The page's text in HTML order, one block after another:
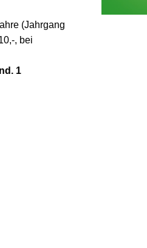
(Jahrgang
, bei
1